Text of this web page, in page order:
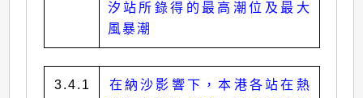
汐站所錄得的最高潮位及最大
風暴潮
3.4.1
在納沙影響下，本港各站在熱